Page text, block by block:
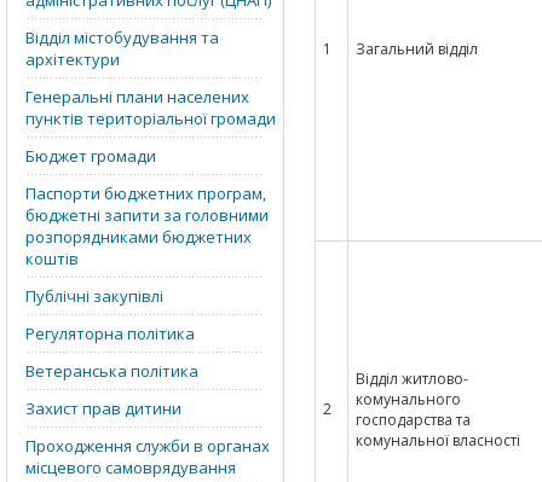
Відділ містобудування та
архітектури
Генеральні плани населених
пунктів територіальної громади
Бюджет громади
Паспорти бюджетних програм,
бюджетні запити за головними
розпорядниками бюджетних
коштів
Публічні закупівлі
Регуляторна політика
Ветеранська політика
Захист прав дитини
Проходження служби в органах
місцевого самоврядування
1 Загальний відділ
2
Відділ житлово-
комунального
господарства та
комунальної власності